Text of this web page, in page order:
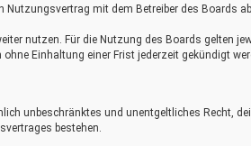
mit dem Betreiber des Boards
nutzen. Für die Nutzung des Boards gelten
Einhaltung einer Frist jederzeit gekündigt
unbeschränktes und unentgeltliches Recht,
bestehen.